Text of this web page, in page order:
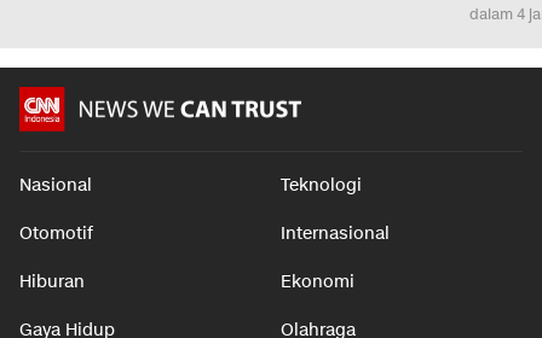
dalam 4
Nasional Teknologi
Otomotif Internasional
Hiburan Ekonomi
Gaya Hidup Olahraga